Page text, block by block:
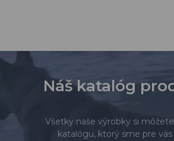
Náš katalóg
Všetky naše výrobky si
katalógu, ktorý sme pre vás